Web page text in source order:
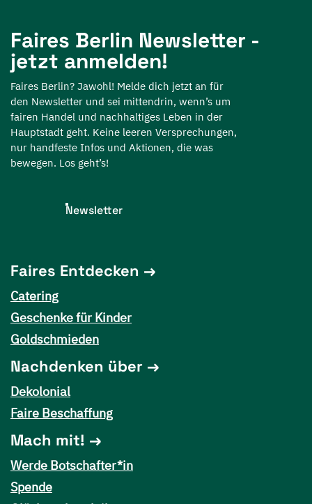
Faires Berlin Newsletter -
jetzt anmelden!
Faires Berlin? Jawohl! Melde dich jetzt an für
den Newsletter und sei mittendrin, wenn’s um
fairen Handel und nachhaltiges Leben in der
Hauptstadt geht. Keine leeren Versprechungen,
nur handfeste Infos und Aktionen, die was
bewegen. Los geht’s!
Newsletter
Faires Entdecken
Catering
Geschenke für Kinder
Goldschmieden
Nachdenken über
Dekolonial
Faire Beschaffung
Mach mit!
Werde Botschafter*in
Spende